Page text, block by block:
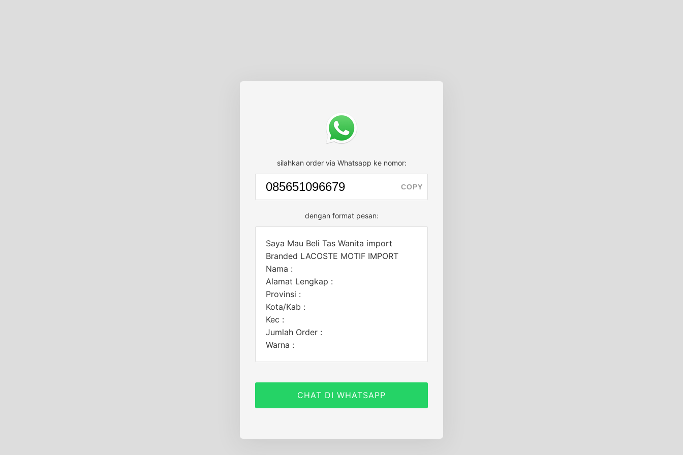
silahkan order via Whatsapp ke nomor:
COPY
dengan format pesan:
Saya Mau Beli Tas Wanita import
Branded LACOSTE MOTIF IMPORT
Nama :
Alamat Lengkap :
Provinsi :
Kota/Kab :
Kec :
Jumlah Order :
Warna :
CHAT DI WHATSAPP